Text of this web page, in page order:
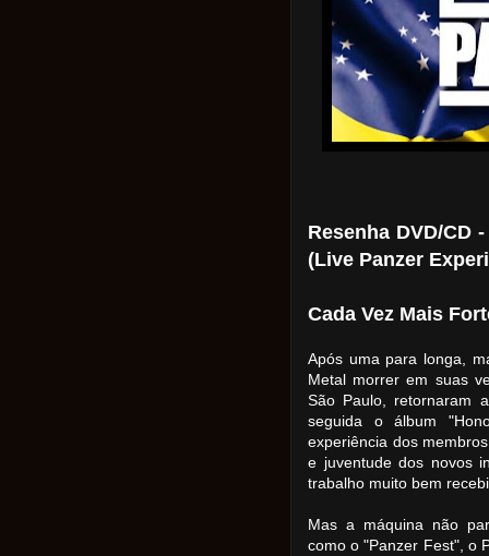
Resenha DVD/CD
(Live Panzer
Cada Vez Mais
Após uma para longa,
Metal morrer em suas
São Paulo, retornaram
seguida o álbum
experiência dos
e juventude dos novos
trabalho muito bem
Mas a máquina não
como o "Panzer Fest", o